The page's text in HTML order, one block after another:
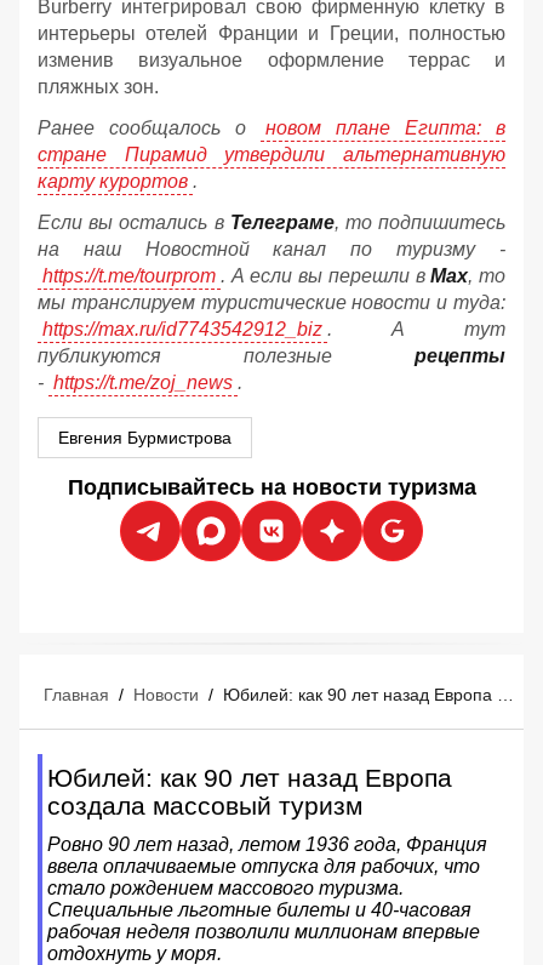
Burberry интегрировал свою фирменную клетку в
интерьеры отелей Франции и Греции, полностью
изменив визуальное оформление террас и
пляжных зон.
Ранее сообщалось о
новом плане Египта: в
стране Пирамид утвердили альтернативную
карту курортов .
Если вы остались в Телеграме, то подпишитесь
на наш Новостной канал по туризму -
https://t.me/tourprom . А если вы перешли вМах, то
мы транслируем туристические новости и туда:
https://max.ru/id7743542912_biz . А тут
публикуются полезные рецепты
- https://t.me/zoj_news .
Евгения Бурмистрова
Подписывайтесь на новости туризма
Главная / Новости /
Юбилей: как 90 лет назад Европа
создала массовый туризм
Ровно 90 лет назад, летом 1936 года, Франция
ввела оплачиваемые отпуска для рабочих, что
стало рождением массового туризма.
Специальные льготные билеты и 40-часовая
рабочая неделя позволили миллионам впервые
отдохнуть у моря.